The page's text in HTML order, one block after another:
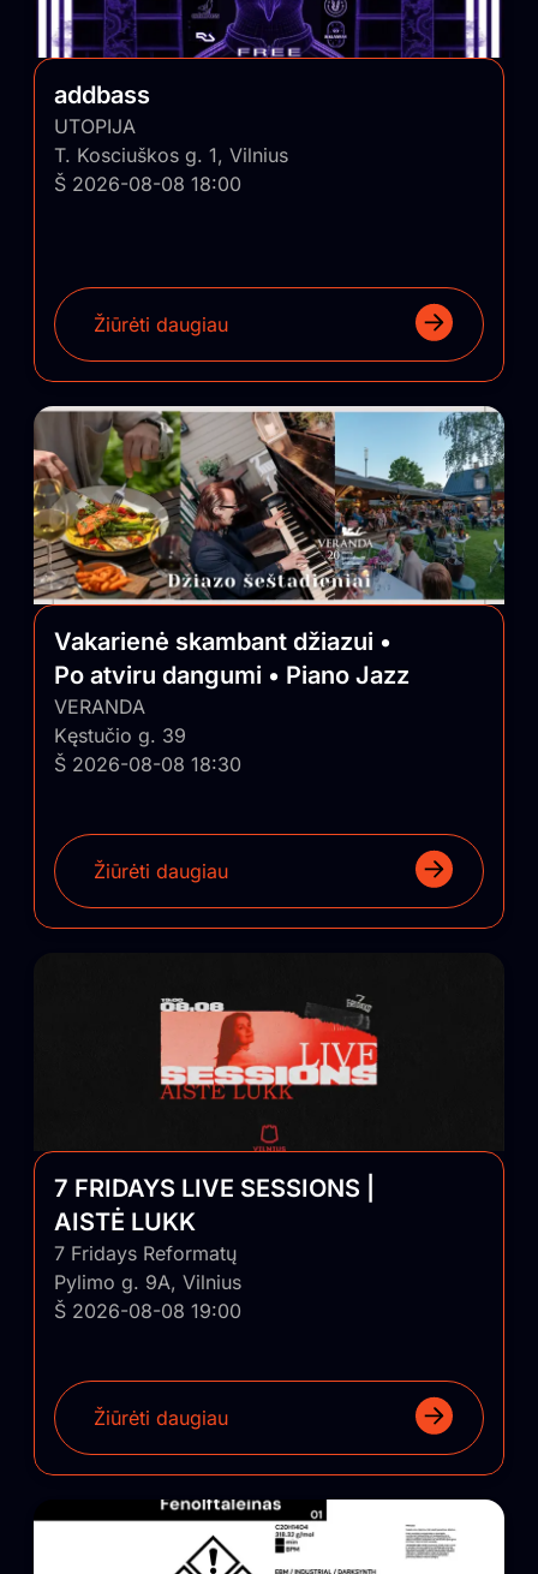
addbass
UTOPIJA
T. Kosciuškos g. 1, Vilnius
Š 2026-08-08 18:00
Žiūrėti daugiau
Vakarienė skambant džiazui •
Po atviru dangumi • Piano Jazz
VERANDA
Kęstučio g. 39
Š 2026-08-08 18:30
Žiūrėti daugiau
7 FRIDAYS LIVE SESSIONS |
AISTĖ LUKK
7 Fridays Reformatų
Pylimo g. 9A, Vilnius
Š 2026-08-08 19:00
Žiūrėti daugiau